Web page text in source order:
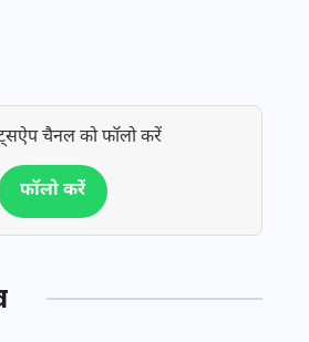
चैनल को फॉलो करें
फॉलो करें